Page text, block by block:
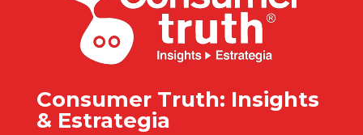
Consumer Truth: Insights
& Estrategia